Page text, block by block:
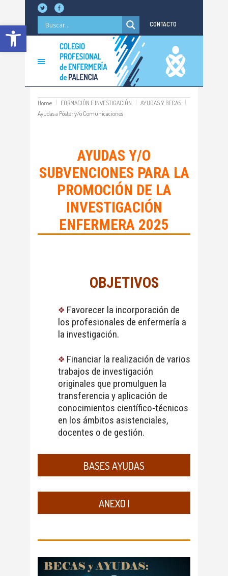
Abrir barra de herramientas CONTACTO
Home FORMACIÓN E INVESTIGACIÓN
AYUDAS Y BECAS
Ayudas a Póster y/o Comunicaciones
AYUDAS Y/O
SUBVENCIONES PARA LA
PROMOCIÓN DE LA
INVESTIGACIÓN
ENFERMERA 2025
OBJETIVOS
Favorecer la incorporación de
los profesionales de enfermería a
la investigación.
Financiar la realización de varios
trabajos de investigación
originales que promulguen la
transferencia y aplicación de
conocimientos científico-técnicos
en los ámbitos asistenciales,
docentes o de gestión.
BASES AYUDAS
ANEXO I